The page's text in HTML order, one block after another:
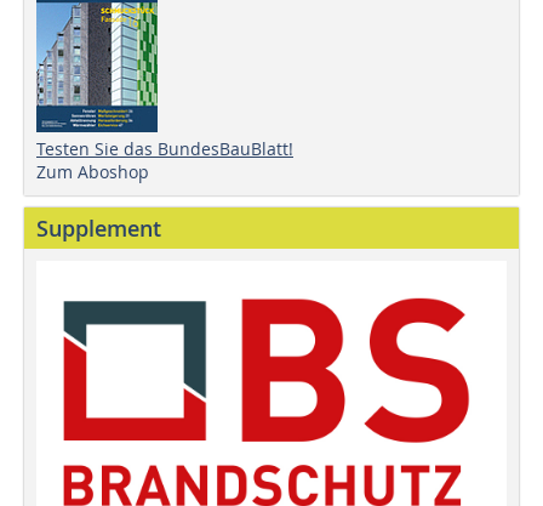
Testen Sie das BundesBauBlatt!
Zum Aboshop
Supplement